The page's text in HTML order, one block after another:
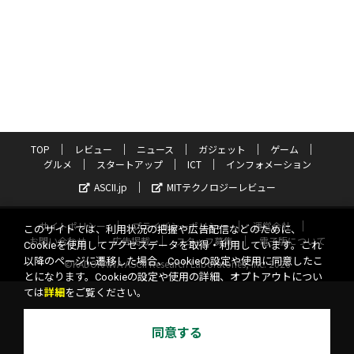
TOP レビュー ニュース ガジェット
ゲーム
グルメ
スタートアップ ICT
インフォメーション
ASCII.jp
MITテクノロジーレビュー
サイトポリシー プライバシーポリシー
運営会社
お問い合わせ
広告掲載 スタッフ募集
電子版について
©KADOKAWA ASCII Research Laboratories, Inc. 2026
このサイトでは、利用状況の把握や広告配信などのために、
Cookieを使用してアクセスデータを取得・利用しています。これ
以降のページに遷移した場合、Cookieの設定や使用に同意したこ
とになります。Cookieの設定や使用の詳細、オプトアウトについ
ては詳細 をご覧ください。
同意する